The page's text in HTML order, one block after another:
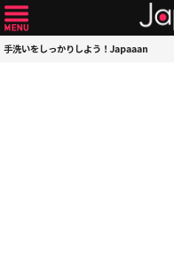
手洗いをしっかりしよう！Japaaan